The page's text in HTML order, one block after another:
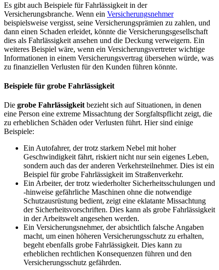
Es gibt auch Beispiele für Fahrlässigkeit in der
Versicherungsbranche. Wenn ein Versicherungsnehmer
beispielsweise vergisst, seine Versicherungsprämien zu zahlen, und
dann einen Schaden erleidet, könnte die Versicherungsgesellschaft
dies als Fahrlässigkeit ansehen und die Deckung verweigern. Ein
weiteres Beispiel wäre, wenn ein Versicherungsvertreter wichtige
Informationen in einem Versicherungsvertrag übersehen würde, was
zu finanziellen Verlusten für den Kunden führen könnte.
Beispiele für grobe Fahrlässigkeit
Die grobe Fahrlässigkeit bezieht sich auf Situationen, in denen
eine Person eine extreme Missachtung der Sorgfaltspflicht zeigt, die
zu erheblichen Schäden oder Verlusten führt. Hier sind einige
Beispiele:
Ein Autofahrer, der trotz starkem Nebel mit hoher
Geschwindigkeit fährt, riskiert nicht nur sein eigenes Leben,
sondern auch das der anderen Verkehrsteilnehmer. Dies ist ein
Beispiel für grobe Fahrlässigkeit im Straßenverkehr.
Ein Arbeiter, der trotz wiederholter Sicherheitsschulungen und
-hinweise gefährliche Maschinen ohne die notwendige
Schutzausrüstung bedient, zeigt eine eklatante Missachtung
der Sicherheitsvorschriften. Dies kann als grobe Fahrlässigkeit
in der Arbeitswelt angesehen werden.
Ein Versicherungsnehmer, der absichtlich falsche Angaben
macht, um einen höheren Versicherungsschutz zu erhalten,
begeht ebenfalls grobe Fahrlässigkeit. Dies kann zu
erheblichen rechtlichen Konsequenzen führen und den
Versicherungsschutz gefährden.